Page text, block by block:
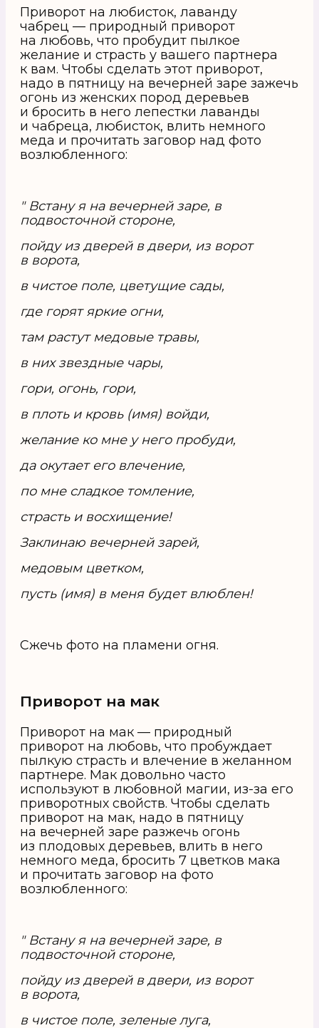
Приворот на любисток, лаванду
чабрец — природный приворот
на любовь, что пробудит пылкое
желание и страсть у вашего партнера
к вам. Чтобы сделать этот приворот,
надо в пятницу на вечерней заре зажечь
огонь из женских пород деревьев
и бросить в него лепестки лаванды
и чабреца, любисток, влить немного
меда и прочитать заговор над фото
возлюбленного:
" Встану я на вечерней заре, в
подвосточной стороне,
пойду из дверей в двери, из ворот
в ворота,
в чистое поле, цветущие сады,
где горят яркие огни,
там растут медовые травы,
в них звездные чары,
гори, огонь, гори,
в плоть и кровь (имя) войди,
желание ко мне у него пробуди,
да окутает его влечение,
по мне сладкое томление,
страсть и восхищение!
Заклинаю вечерней зарей,
медовым цветком,
пусть (имя) в меня будет влюблен!
Сжечь фото на пламени огня.
Приворот на мак
Приворот на мак — природный
приворот на любовь, что пробуждает
пылкую страсть и влечение в желанном
партнере. Мак довольно часто
используют в любовной магии, из-за его
приворотных свойств. Чтобы сделать
приворот на мак, надо в пятницу
на вечерней заре разжечь огонь
из плодовых деревьев, влить в него
немного меда, бросить 7 цветков мака
и прочитать заговор на фото
возлюбленного:
" Встану я на вечерней заре, в
подвосточной стороне,
пойду из дверей в двери, из ворот
в ворота,
в чистое поле, зеленые луга,